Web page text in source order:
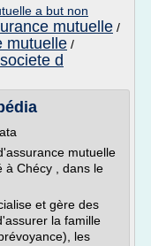
a but non
mutuelle /
mutuelle /
societe d
mutuelle
à Chécy , dans le
et gère des
la famille
les